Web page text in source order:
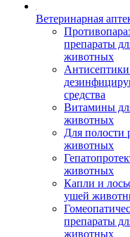
Ветеринарная
препараты
животных
средства
Витамины
животных
Для полости
животных
животных
Капли и
ушей
препараты
животных